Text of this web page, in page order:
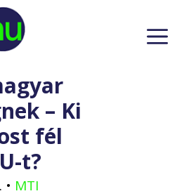
– Ki
fél
t?
• MTI